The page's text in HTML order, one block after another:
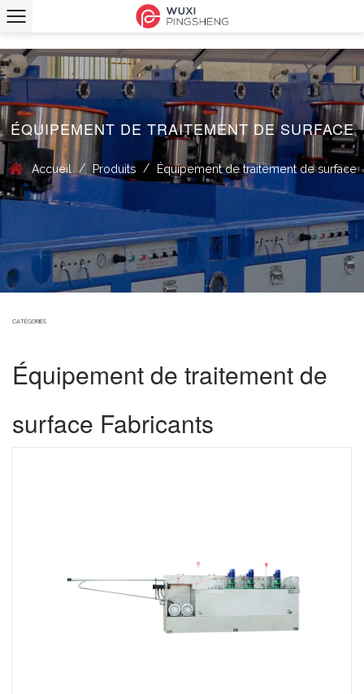
ÉQUIPEMENT DE TRAITEMENT DE SURFACE
Accueil / Produits / Équipement de traitement de surface
CATÉGORIES
Équipement de traitement de
surface Fabricants